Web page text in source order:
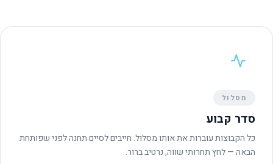
מסלול
סדר קבוע
כל הקבוצות עוברות את אותו מסלול. חייבים לסיים תחנה לפני שפותחת
הבאה — לחץ תחרותי שווה, נרטיב ברור.